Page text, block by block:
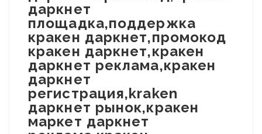
даркнет
площадка,поддержка
кракен даркнет,промокод
кракен даркнет,кракен
даркнет реклама,кракен
даркнет
регистрация,kraken
даркнет рынок,кракен
маркет даркнет